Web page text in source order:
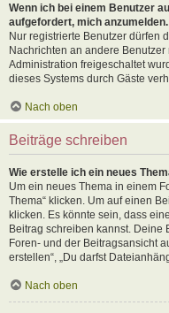
Wenn ich bei einem Benutzer
aufgefordert, mich anzumelden.
Nur registrierte Benutzer dürfen
Nachrichten an andere
Administration freigeschaltet
dieses Systems durch Gäste
Nach oben
Beiträge schreiben
Wie erstelle ich ein neues
Um ein neues Thema in einem
Thema“ klicken. Um auf einen
klicken. Es könnte sein, dass
Beitrag schreiben kannst.
Foren- und der Beitragsansicht
erstellen“, „Du darfst
Nach oben